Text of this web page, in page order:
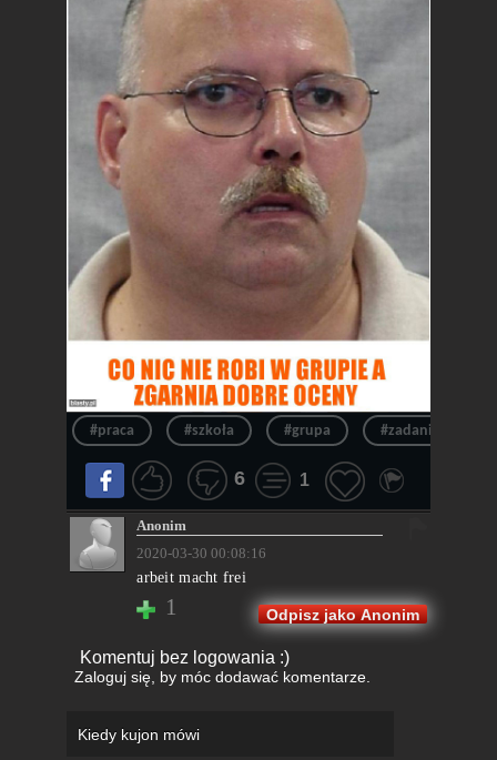
#praca #szkoła #grupa #zadanie
6 1
Anonim
2020-03-30 00:08:16
arbeit macht frei
1 Odpisz jako Anonim
Komentuj bez logowania :)
Zaloguj się, by móc dodawać komentarze.
Kiedy kujon mówi